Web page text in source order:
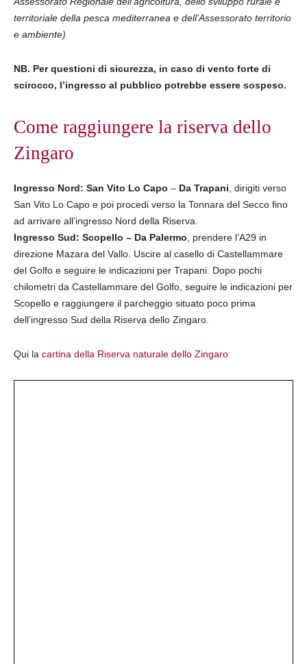
territoriale della pesca mediterranea e dell’Assessorato territorio
e ambiente)
NB. Per questioni di sicurezza, in caso di vento forte di
scirocco, l’ingresso al pubblico potrebbe essere sospeso.
Come raggiungere la riserva dello
Zingaro
Ingresso Nord: San Vito Lo Capo – Da Trapani , dirigiti verso
San Vito Lo Capo e poi procedi verso la Tonnara del Secco fino
ad arrivare all’ingresso Nord della Riserva.
Ingresso Sud: Scopello – Da Palermo , prendere l’A29 in
direzione Mazara del Vallo. Uscire al casello di Castellammare
del Golfo e seguire le indicazioni per Trapani. Dopo pochi
chilometri da Castellammare del Golfo, seguire le indicazioni per
Scopello e raggiungere il parcheggio situato poco prima
dell’ingresso Sud della Riserva dello Zingaro.
Qui la cartina della Riserva naturale dello Zingaro